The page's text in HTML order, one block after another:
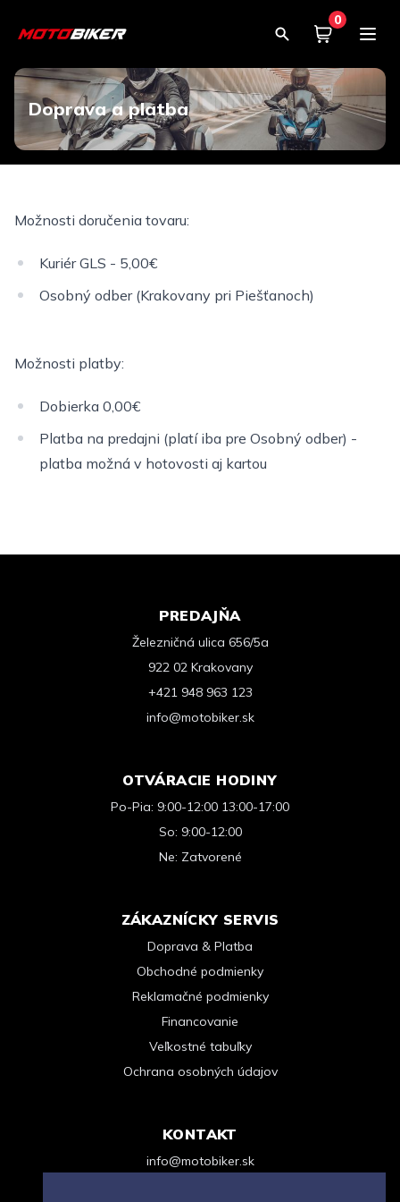
0
Košík 0,00€
Doprava a platba
Možnosti doručenia tovaru:
Kuriér GLS - 5,00€
Osobný odber (Krakovany pri Piešťanoch)
Možnosti platby:
Dobierka 0,00€
Platba na predajni (platí iba pre Osobný odber) -
platba možná v hotovosti aj kartou
PREDAJŇA
Železničná ulica 656/5a
922 02 Krakovany
+421 948 963 123
info@motobiker.sk
OTVÁRACIE HODINY
Po-Pia: 9:00-12:00 13:00-17:00
So: 9:00-12:00
Ne: Zatvorené
ZÁKAZNÍCKY SERVIS
Doprava & Platba
Obchodné podmienky
Reklamačné podmienky
Financovanie
Veľkostné tabuľky
Ochrana osobných údajov
KONTAKT
info@motobiker.sk